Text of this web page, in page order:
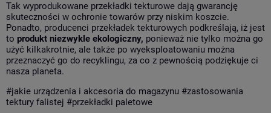
Tak wyprodukowane przekładki tekturowe dają gwarancję
skuteczności w ochronie towarów przy niskim koszcie.
Ponadto, producenci przekładek tekturowych podkreślają, iż jest
to produkt niezwykle ekologiczny, ponieważ nie tylko można go
użyć kilkakrotnie, ale także po wyeksploatowaniu można
przeznaczyć go do recyklingu, za co z pewnością podziękuje ci
nasza planeta.
#jakie urządzenia i akcesoria do magazynu #zastosowania
tektury falistej #przekładki paletowe